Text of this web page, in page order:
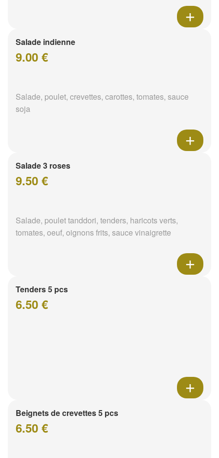
Salade indienne
9.00 €
Salade, poulet, crevettes, carottes, tomates, sauce
soja
Salade 3 roses
9.50 €
Salade, poulet tanddori, tenders, haricots verts,
tomates, oeuf, oignons frits, sauce vinaigrette
Tenders 5 pcs
6.50 €
Beignets de crevettes 5 pcs
6.50 €